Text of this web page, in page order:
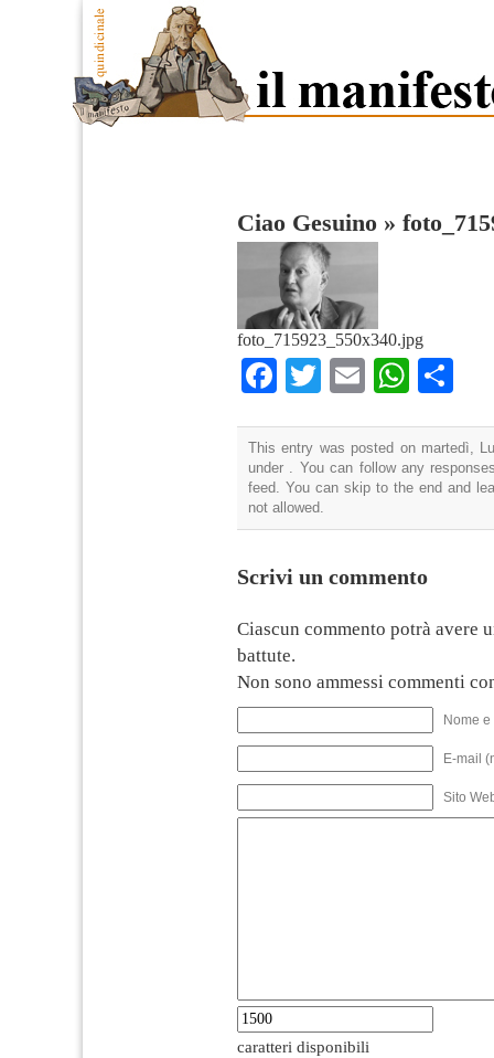
Ciao Gesuino »
foto_715923_550x340.jpg
Facebook
TwitterEmail
This entry was posted on martedì,
under . You can follow any
feed. You can skip to the end and
not allowed.
Scrivi un commento
Ciascun commento potrà avere
battute.
Non sono ammessi commenti
Nome
E-mail
Sito
caratteri disponibili